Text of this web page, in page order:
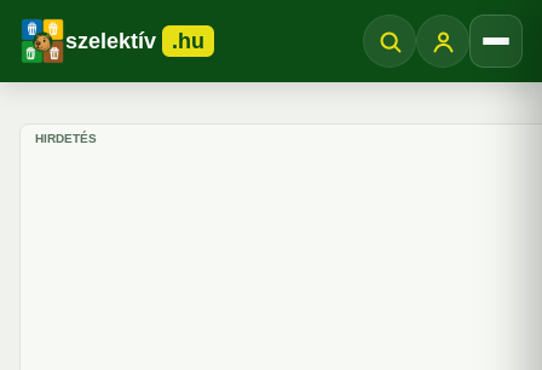
szelektív .hu
HIRDETÉS